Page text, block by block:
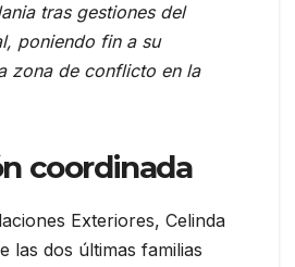
tras gestiones del
poniendo fin a su
zona de conflicto en la
coordinada
Exteriores, Celinda
las dos últimas familias